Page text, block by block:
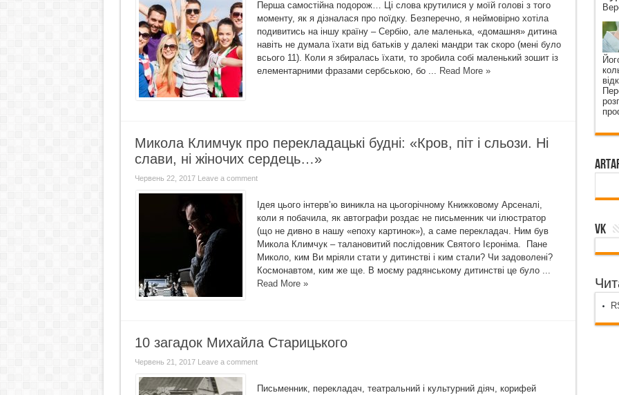
Перша самостійна подорож… Ці слова крутилися у моїй голові з того
моменту, як я дізналася про поїдку. Безперечно, я неймовірно хотіла
подивитись на іншу країну – Сербію, але маленька, «домашня» дитина
навіть не думала їхати від батьків у далекі мандри так скоро (мені було
всього 11). Коли я збиралась їхати, то зробила собі маленький зошит із
елементарними фразами сербською, бо ... Read More »
Микола Климчук про перекладацькі будні: «Кров, піт і сльози. Ні
слави, ні жіночих сердець…»
Червень 22, 2017 Leave a comment
Ідея цього інтерв’ю виникла на цьогорічному Книжковому Арсеналі,
коли я побачила, як автографи роздає не письменник чи ілюстратор
(що не дивно в нашу «епоху картинок»), а саме перекладач. Ним був
Микола Климчук – талановитий послідовник Святого Ієроніма. Пане
Миколо, ким Ви мріяли стати у дитинстві і ким стали? Чи задоволені?
Космонавтом, ким же ще. В моєму радянському дитинстві це було ...
Read More »
10 загадок Михайла Старицького
Червень 21, 2017 Leave a comment
Письменник, перекладач, театральний і культурний діяч, корифей
VK